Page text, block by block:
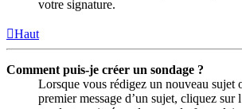
votre signature.
Haut
Comment puis-je créer un sondage ?
Lorsque vous rédigez un nouveau sujet
premier message d’un sujet, cliquez sur